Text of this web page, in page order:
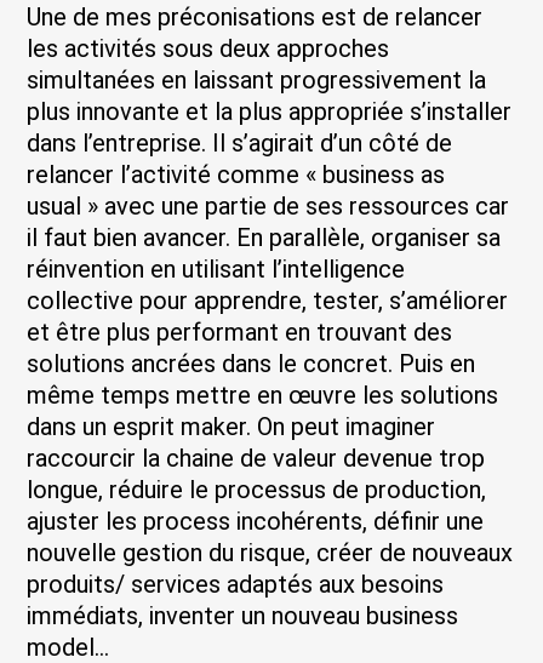
Une de mes préconisations est de relancer
les activités sous deux approches
simultanées en laissant progressivement la
plus innovante et la plus appropriée s’installer
dans l’entreprise. Il s’agirait d’un côté de
relancer l’activité comme « business as
usual » avec une partie de ses ressources car
il faut bien avancer. En parallèle, organiser sa
réinvention en utilisant l’intelligence
collective pour apprendre, tester, s’améliorer
et être plus performant en trouvant des
solutions ancrées dans le concret. Puis en
même temps mettre en œuvre les solutions
dans un esprit maker. On peut imaginer
raccourcir la chaine de valeur devenue trop
longue, réduire le processus de production,
ajuster les process incohérents, définir une
nouvelle gestion du risque, créer de nouveaux
produits/ services adaptés aux besoins
immédiats, inventer un nouveau business
model…